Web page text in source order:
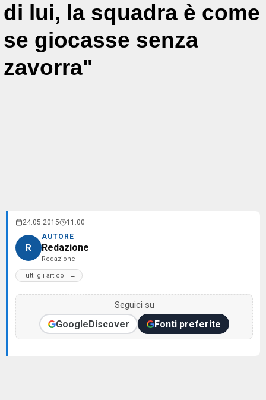
di lui, la squadra è come
se giocasse senza
zavorra"
24.05.2015 11:00
R
AUTORE
Redazione
Redazione
Tutti gli articoli →
Seguici su
GoogleDiscover Fonti preferite